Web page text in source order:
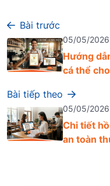
Bài trước
05/05/2026
Hướng
cá thể
Bài tiếp theo
05/05/2026
Chi tiết
an toàn